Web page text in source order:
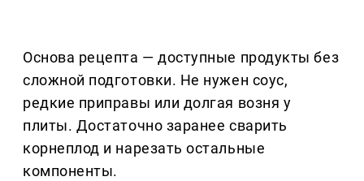
Основа рецепта — доступные продукты без
сложной подготовки. Не нужен соус,
редкие приправы или долгая возня у
плиты. Достаточно заранее сварить
корнеплод и нарезать остальные
компоненты.